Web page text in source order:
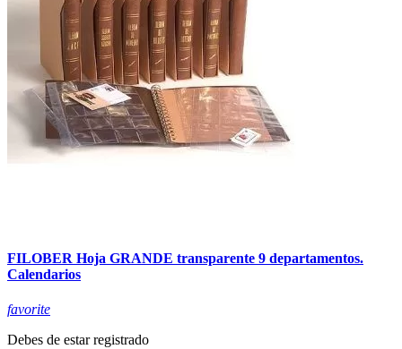
FILOBER Hoja GRANDE transparente 9 departamentos.
Calendarios
favorite
Debes de estar registrado